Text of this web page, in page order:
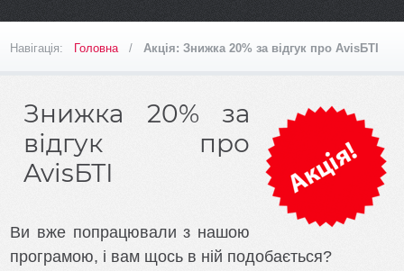
Мобільний
облік
Облік
орендних
платежів
орендаря
XmlNgoPro
Навігація: Головна/Акція: Знижка 20% за відгук про AvisБТІ
Знижка 20% за
відгук про
AvisБТІ
Ви вже попрацювали з нашою
програмою, і вам щось в ній подобається?